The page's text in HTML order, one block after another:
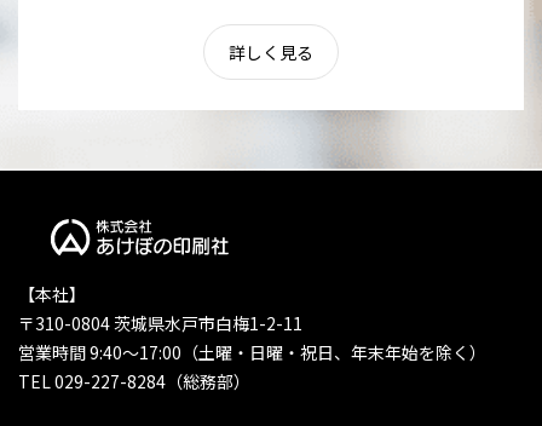
詳しく見る
【本社】
〒310-0804 茨城県水戸市白梅1-2-11
営業時間 9:40〜17:00（土曜・日曜・祝日、年末年始を除く）
TEL 029-227-8284（総務部）